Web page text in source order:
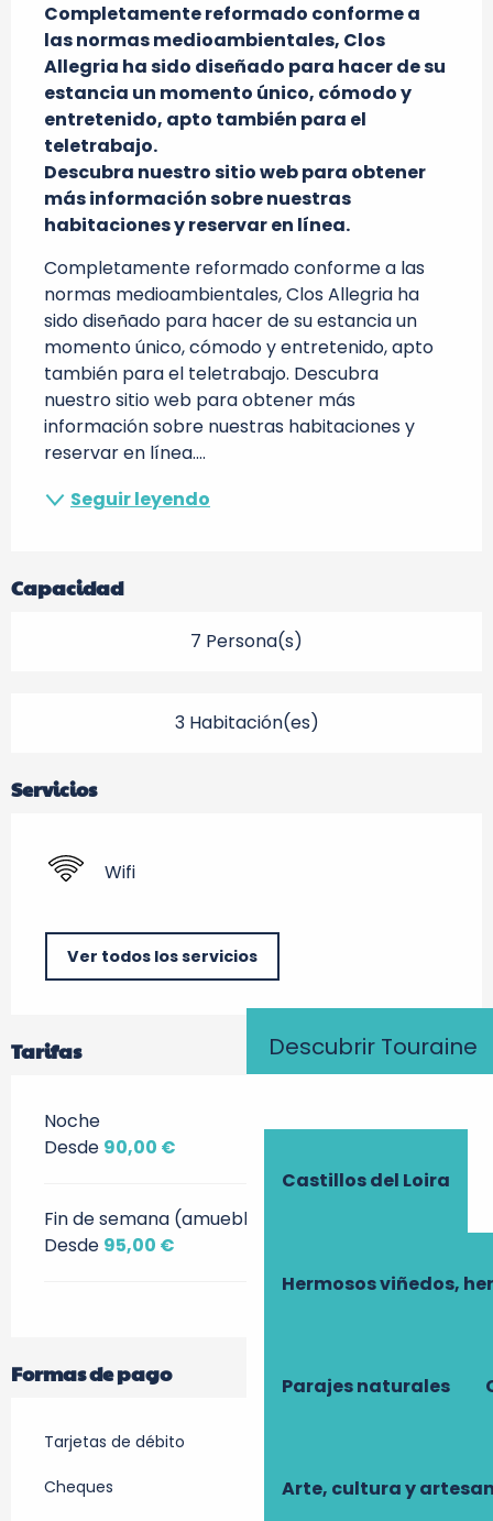
Descubrir Touraine
Castillos del Loira
Hermosos viñedos,
Parajes naturales
Arte, cultura y
Completamente reformado conforme a
las normas medioambientales, Clos
Allegria ha sido diseñado para hacer de su
estancia un momento único, cómodo y
entretenido, apto también para el
teletrabajo.
Descubra nuestro sitio web para obtener
más información sobre nuestras
habitaciones y reservar en línea.
Completamente reformado conforme a las
normas medioambientales, Clos Allegria ha
sido diseñado para hacer de su estancia un
momento único, cómodo y entretenido, apto
también para el teletrabajo. Descubra
nuestro sitio web para obtener más
información sobre nuestras habitaciones y
reservar en línea....
Seguir leyendo
Capacidad
7 Persona(s)
3 Habitación(es)
Servicios
Wifi
Ver todos los servicios
Tarifas
Noche
Desde 90,00 €
Fin de semana (amueblado)
Desde 95,00 €
Formas de pago
Tarjetas de débito
Cheques